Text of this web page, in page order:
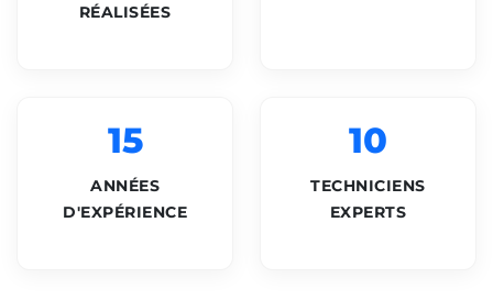
RÉALISÉES
15
ANNÉES
D'EXPÉRIENCE
10
TECHNICIENS
EXPERTS